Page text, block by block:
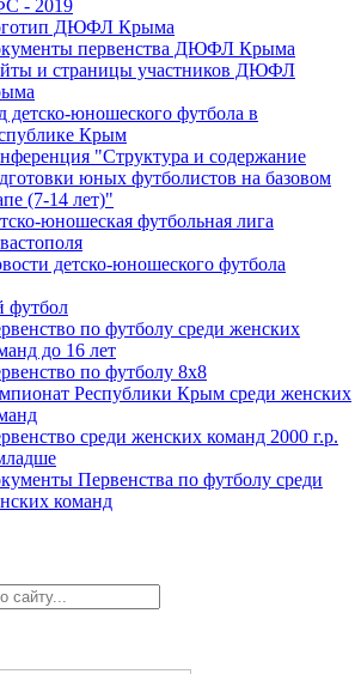
- 2019
ДЮФЛ Крыма
первенства ДЮФЛ Крыма
и страницы участников ДЮФЛ
детско-юношеского футбола в
Крым
"Структура и содержание
юных футболистов на базовом
(7-14 лет)"
юношеская футбольная лига
детско-юношеского футбола
футбол
по футболу среди женских
до 16 лет
по футболу 8х8
Республики Крым среди женских
среди женских команд 2000 г.р.
Первенства по футболу среди
команд